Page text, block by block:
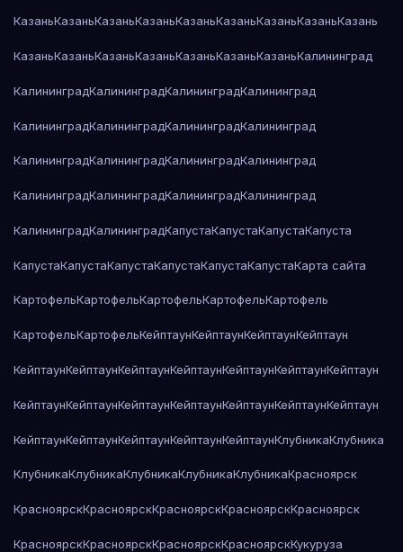
КазаньКазаньКазаньКазаньКазаньКазаньКазаньКазаньКазань
КазаньКазаньКазаньКазаньКазаньКазаньКазаньКалининград
КалининградКалининградКалининградКалининград
КалининградКалининградКалининградКалининград
КалининградКалининградКалининградКалининград
КалининградКалининградКалининградКалининград
КалининградКалининградКапустаКапустаКапустаКапуста
КапустаКапустаКапустаКапустаКапустаКапустаКарта сайта
КартофельКартофельКартофельКартофельКартофель
КартофельКартофельКейптаунКейптаунКейптаунКейптаун
КейптаунКейптаунКейптаунКейптаунКейптаунКейптаунКейптаун
КейптаунКейптаунКейптаунКейптаунКейптаунКейптаунКейптаун
КейптаунКейптаунКейптаунКейптаунКейптаунКлубникаКлубника
КлубникаКлубникаКлубникаКлубникаКлубникаКрасноярск
КрасноярскКрасноярскКрасноярскКрасноярскКрасноярск
КрасноярскКрасноярскКрасноярскКрасноярскКукуруза